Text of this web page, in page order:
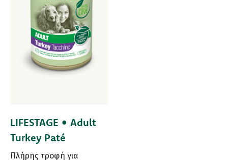
LIFESTAGE • Adult
Turkey Paté
Πλήρης τροφή για